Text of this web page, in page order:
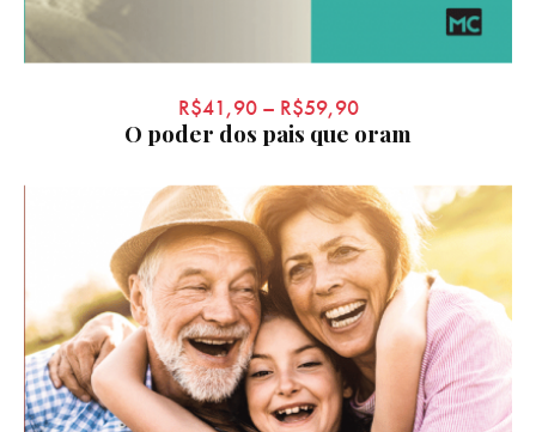
O poder dos pais que oram
R$41,90– R$59,90